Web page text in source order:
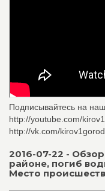
Подписывайтесь на
http://youtube.com/
http://vk.com/
2016-07-22 -
районе, погиб
Место